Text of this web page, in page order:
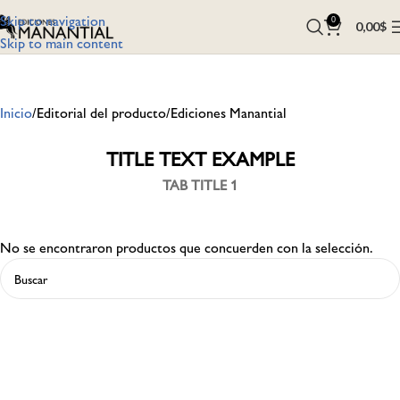
Skip to navigation
Skip to main content
0 0,00$
Inicio Editorial del producto Ediciones Manantial
TITLE TEXT EXAMPLE
TAB TITLE 1
No se encontraron productos que concuerden con la selección.